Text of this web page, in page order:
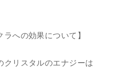
ラへの効果について】
クリスタルのエナジーは